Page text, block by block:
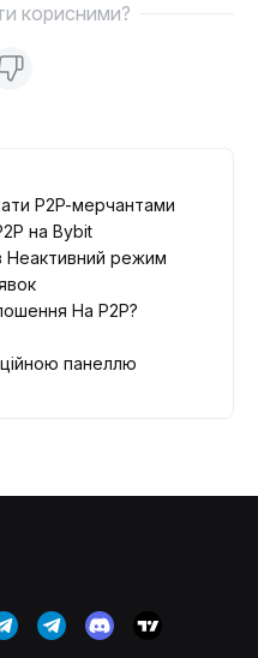
корисними?
P2P-мерчантами
на Bybit
Неактивний режим
На P2P?
панеллю